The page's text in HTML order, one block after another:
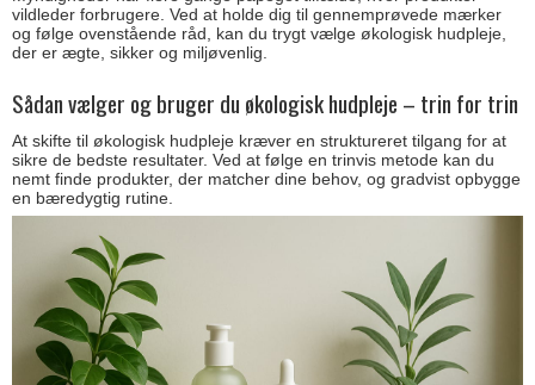
vildleder forbrugere. Ved at holde dig til gennemprøvede mærker
og følge ovenstående råd, kan du trygt vælge økologisk hudpleje,
der er ægte, sikker og miljøvenlig.
Sådan vælger og bruger du økologisk hudpleje – trin for trin
At skifte til økologisk hudpleje kræver en struktureret tilgang for at
sikre de bedste resultater. Ved at følge en trinvis metode kan du
nemt finde produkter, der matcher dine behov, og gradvist opbygge
en bæredygtig rutine.